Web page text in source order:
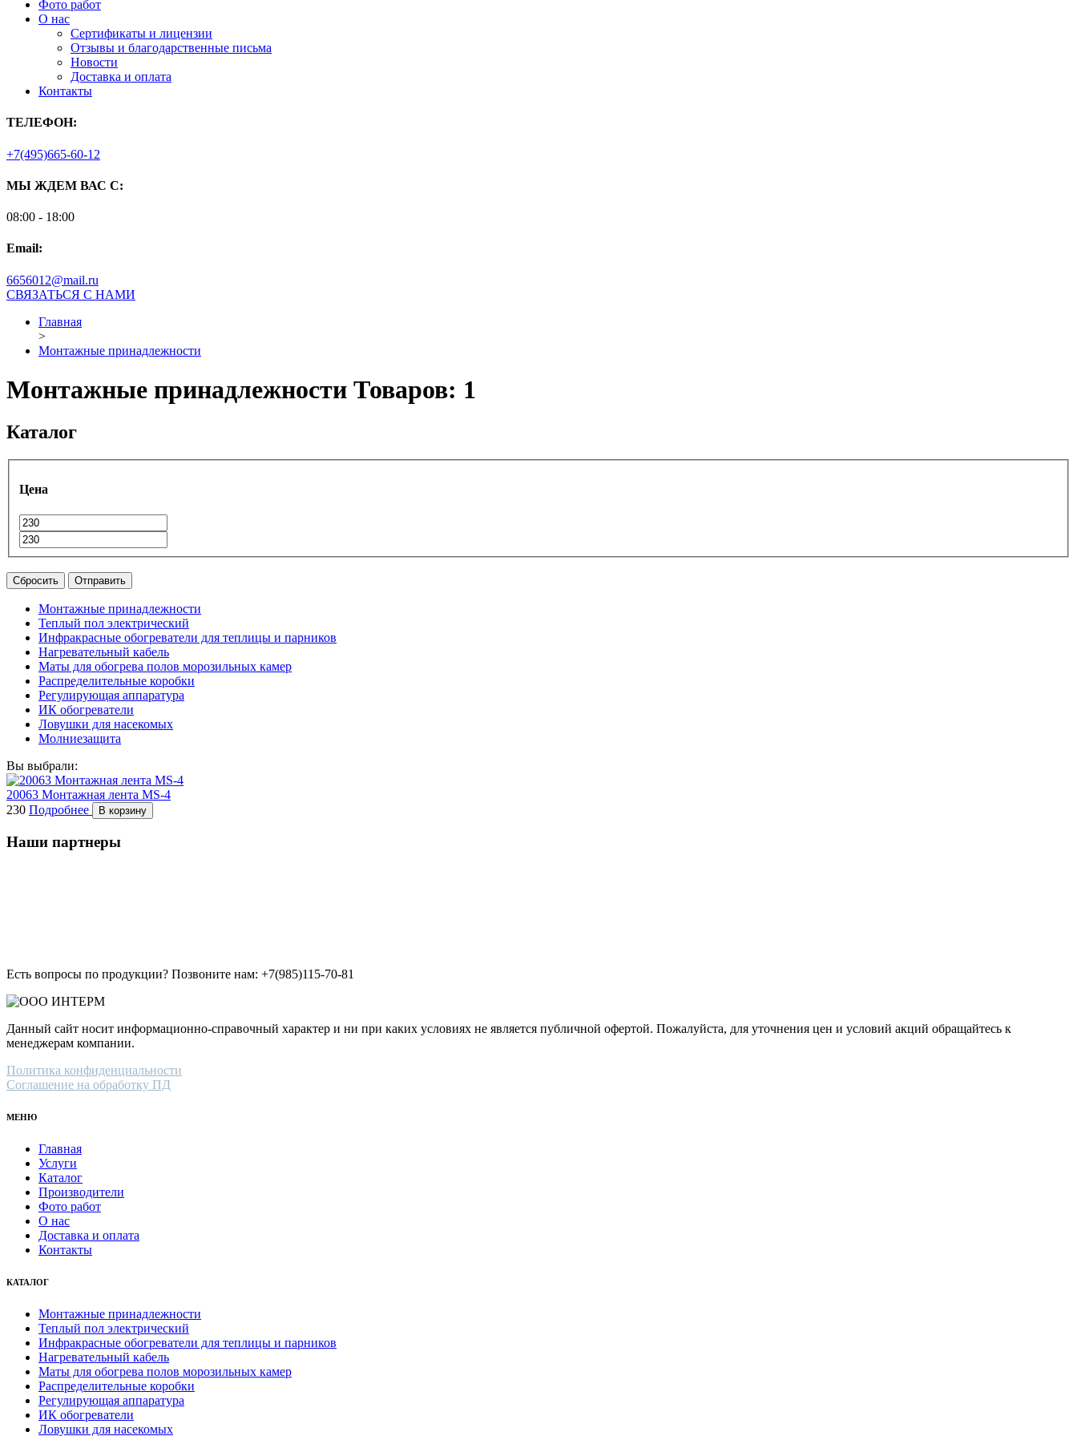
Фото работ
О нас
Сертификаты и лицензии
Отзывы и благодарственные письма
Новости
Доставка и оплата
Контакты
ТЕЛЕФОН:
+7(495)665-60-12
МЫ ЖДЕМ ВАС С:
08:00 - 18:00
Email:
6656012@mail.ru
СВЯЗАТЬСЯ С НАМИ
Главная
>
Монтажные принадлежности
Монтажные принадлежности Товаров: 1
Каталог
Цена
Сбросить Отправить
Монтажные принадлежности
Теплый пол электрический
Инфракрасные обогреватели для теплицы и парников
Нагревательный кабель
Маты для обогрева полов морозильных камер
Распределительные коробки
Регулирующая аппаратура
ИК обогреватели
Ловушки для насекомых
Молниезащита
Вы выбрали:
20063 Монтажная лента MS-4
230 Подробнее В корзину
Наши партнеры
Есть вопросы по продукции? Позвоните нам: +7(985)115-70-81
Данный сайт носит информационно-справочный характер и ни при каких условиях не является публичной офертой. Пожалуйста, для уточнения цен и условий акций обращайтесь к
менеджерам компании.
Политика конфиденциальности
Соглашение на обработку ПД
МЕНЮ
Главная
Услуги
Каталог
Производители
Фото работ
О нас
Доставка и оплата
Контакты
КАТАЛОГ
Монтажные принадлежности
Теплый пол электрический
Инфракрасные обогреватели для теплицы и парников
Нагревательный кабель
Маты для обогрева полов морозильных камер
Распределительные коробки
Регулирующая аппаратура
ИК обогреватели
Ловушки для насекомых